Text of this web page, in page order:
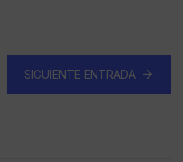
SIGUIENTE ENTRADA